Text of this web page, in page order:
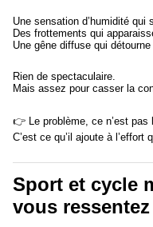
Une sensation d’humidité qui
Des frottements qui
Une gêne diffuse qui détourne
Rien de spectaculaire.
Mais assez pour casser la
👉 Le problème, ce n’est pas
C’est ce qu’il ajoute à l’effort
Sport et cycle
vous